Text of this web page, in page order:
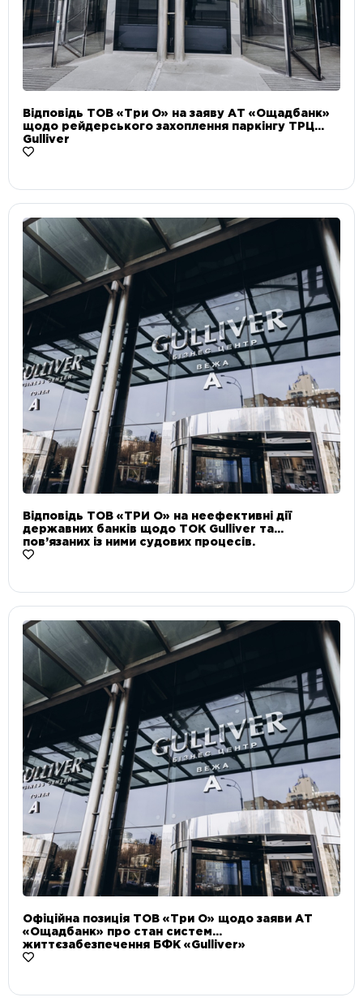
Відповідь ТОВ «Три О» на заяву АТ «Ощадбанк»
щодо рейдерського захоплення паркінгу ТРЦ
Gulliver
Відповідь ТОВ «ТРИ О» на неефективні дії
державних банків щодо ТОК Gulliver та
пов’язаних із ними судових процесів.
Офіційна позиція ТОВ «Три О» щодо заяви АТ
«Ощадбанк» про стан систем
життєзабезпечення БФК «Gulliver»